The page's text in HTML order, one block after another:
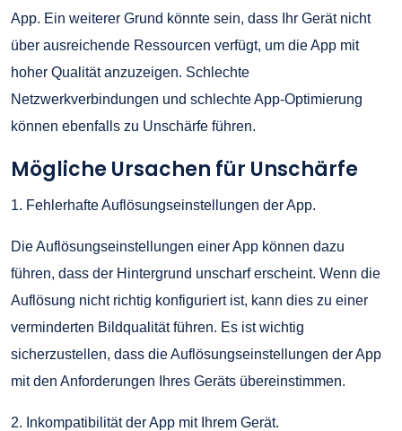
App. Ein weiterer Grund könnte sein, dass Ihr Gerät nicht
über ausreichende Ressourcen verfügt, um die App mit
hoher Qualität anzuzeigen. Schlechte
Netzwerkverbindungen und schlechte App-Optimierung
können ebenfalls zu Unschärfe führen.
Mögliche Ursachen für Unschärfe
1. Fehlerhafte Auflösungseinstellungen der App.
Die Auflösungseinstellungen einer App können dazu
führen, dass der Hintergrund unscharf erscheint. Wenn die
Auflösung nicht richtig konfiguriert ist, kann dies zu einer
verminderten Bildqualität führen. Es ist wichtig
sicherzustellen, dass die Auflösungseinstellungen der App
mit den Anforderungen Ihres Geräts übereinstimmen.
2. Inkompatibilität der App mit Ihrem Gerät.